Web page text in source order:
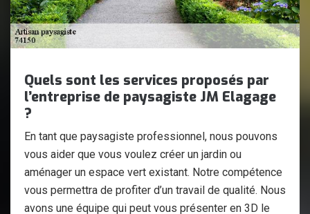
Quels sont les services proposés par
l’entreprise de paysagiste JM Elagage
?
En tant que paysagiste professionnel, nous pouvons
vous aider que vous voulez créer un jardin ou
aménager un espace vert existant. Notre compétence
vous permettra de profiter d’un travail de qualité. Nous
avons une équipe qui peut vous présenter en 3D le